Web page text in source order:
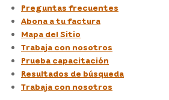
Preguntas frecuentes
Abona a tu factura
Mapa del Sitio
Trabaja con nosotros
Prueba capacitación
Resultados de búsqueda
Trabaja con nosotros